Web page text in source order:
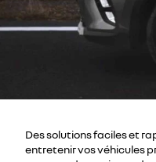
Des solutions faciles et
entretenir vos véhicules